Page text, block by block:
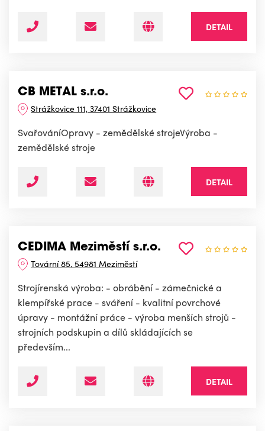
DETAIL
CB METAL s.r.o.
Strážkovice 111, 37401 Strážkovice
SvařováníOpravy - zemědělské strojeVýroba -
zemědělské stroje
DETAIL
CEDIMA Meziměstí s.r.o.
Tovární 85, 54981 Meziměstí
Strojírenská výroba: - obrábění - zámečnické a
klempířské prace - sváření - kvalitní povrchové
úpravy - montážní práce - výroba menších strojů -
strojních podskupin a dílů skládajících se
především...
DETAIL